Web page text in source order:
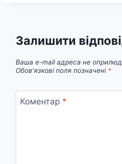
Залишити
Ваша e-mail адреса не
Обов’язкові поля позначені *
Коментар *